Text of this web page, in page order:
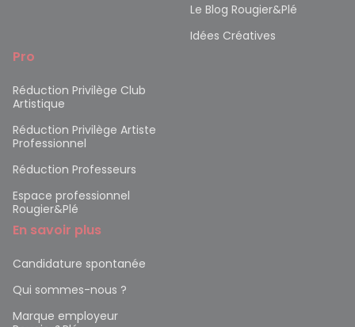
Le Blog Rougier&Plé
Idées Créatives
Pro
Réduction Privilège Club
Artistique
Réduction Privilège Artiste
Professionnel
Réduction Professeurs
Espace professionnel
Rougier&Plé
En savoir plus
Candidature spontanée
Qui sommes-nous ?
Marque employeur